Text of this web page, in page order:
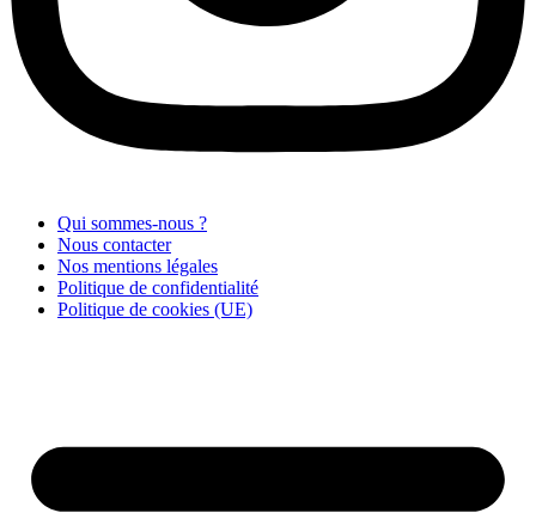
Qui sommes-nous ?
Nous contacter
Nos mentions légales
Politique de confidentialité
Politique de cookies (UE)